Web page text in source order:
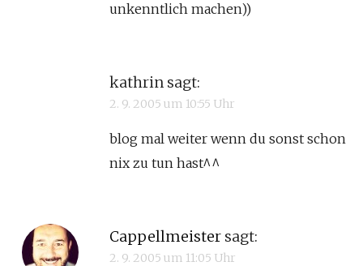
unkenntlich machen))
kathrin sagt:
2. 9. 2005 um 10:55 Uhr
blog mal weiter wenn du sonst schon
nix zu tun hast^^
Cappellmeister sagt:
2. 9. 2005 um 11:05 Uhr